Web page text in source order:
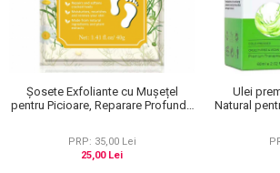
Șosete Exfoliante cu Mușețel
pentru Picioare, Reparare Profundă
PRP: 35,00 Lei
25,00 Lei
Ulei
Natural